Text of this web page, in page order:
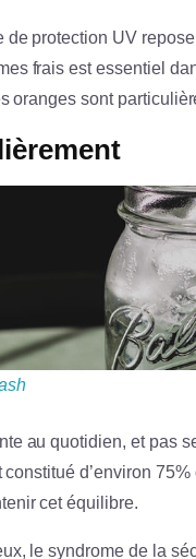
protection UV
frais est essentiel
oranges sont
au quotidien, et pas
d’environ
cet équilibre.
le syndrome de la